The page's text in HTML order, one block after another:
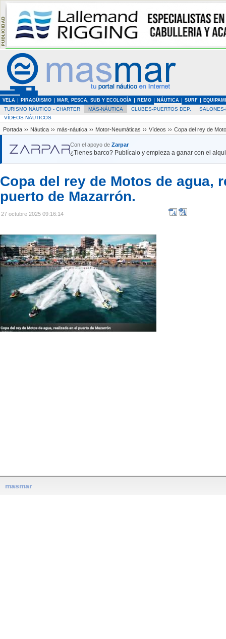
VELA PIRAGÜISMO MAR, PESCA, SUB Y ECOLOGÍA REMO NÁUTICA SURF
TURISMO NÁUTICO - CHARTER MÁS-NÁUTICA CLUBES-PUERTOS DEP.
VÍDEOS NÁUTICOS
Portada ›› Náutica ›› más-náutica ›› Motor-Neumáticas ›› Vídeos ›› Copa del rey de
Con el apoyo de Zarpar
¿Tienes barco? Publícalo y empieza a ganar con el
Copa del rey de Motos de agua,
puerto de Mazarrón.
27 octubre 2025 09:16:14
masmar